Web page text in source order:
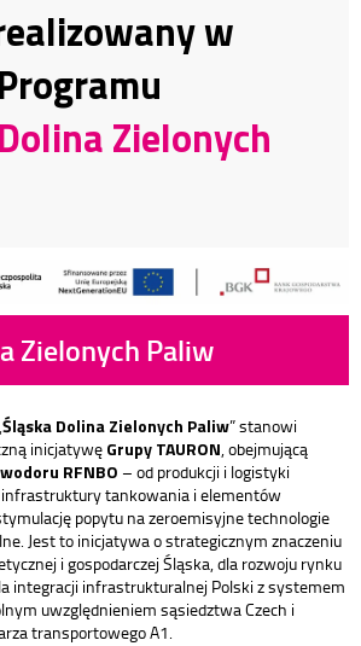
w
Zielonych
Zielonych Paliw
Śląska Dolina Zielonych Paliw” stanowi
inicjatywę Grupy TAURON, obejmującą
wodoru RFNBO – od produkcji i logistyki
infrastruktury tankowania i elementów
popytu na zeroemisyjne technologie
Jest to inicjatywa o strategicznym znaczeniu
i gospodarczej Śląska, dla rozwoju rynku
integracji infrastrukturalnej Polski z systemem
uwzględnieniem sąsiedztwa Czech i
transportowego A1.